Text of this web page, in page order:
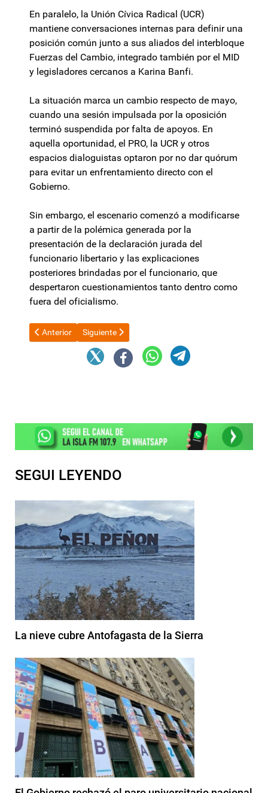
En paralelo, la Unión Cívica Radical (UCR)
mantiene conversaciones internas para definir una
posición común junto a sus aliados del interbloque
Fuerzas del Cambio, integrado también por el MID
y legisladores cercanos a Karina Banfi.
La situación marca un cambio respecto de mayo,
cuando una sesión impulsada por la oposición
terminó suspendida por falta de apoyos. En
aquella oportunidad, el PRO, la UCR y otros
espacios dialoguistas optaron por no dar quórum
para evitar un enfrentamiento directo con el
Gobierno.
Sin embargo, el escenario comenzó a modificarse
a partir de la polémica generada por la
presentación de la declaración jurada del
funcionario libertario y las explicaciones
posteriores brindadas por el funcionario, que
despertaron cuestionamientos tanto dentro como
fuera del oficialismo.
Artículo anterior: Motosierra en Misiones: Hugo Passalacqua
Anterior Artículo siguiente: Pablo Moyano denunciará la
Siguiente
SEGUI LEYENDO
La nieve cubre Antofagasta de la Sierra